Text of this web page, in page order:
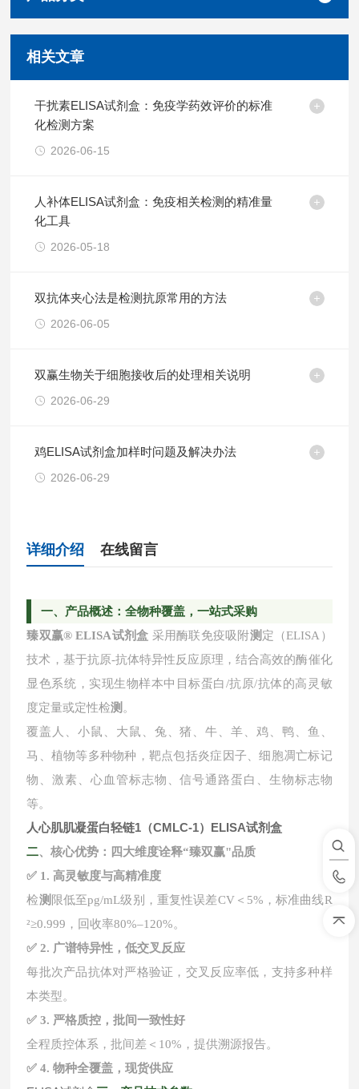
相关文章
干扰素ELISA试剂盒：免疫学药效评价的标准
化检测方案
2026-06-15
人补体ELISA试剂盒：免疫相关检测的精准量
化工具
2026-05-18
双抗体夹心法是检测抗原常用的方法
2026-06-05
双赢生物关于细胞接收后的处理相关说明
2026-06-29
鸡ELISA试剂盒加样时问题及解决办法
2026-06-29
详细介绍 在线留言
一、产品概述：全物种覆盖，一站式采购
臻双赢® ELISA试剂盒 采用酶联免疫吸附测 定（ELISA）
技术，基于抗原-抗体特异性反应原理，结合高效的酶催化
显色系统，实现生物样本中目标蛋白/抗原/抗体的高灵敏
度定量或定性检测 。
覆盖人、小鼠、大鼠、兔、猪、牛、羊、鸡、鸭、鱼、
马、植物等多种物种，靶点包括炎症因子、细胞凋亡标记
物、激素、心血管标志物、信号通路蛋白、生物标志物
等。
人心肌肌凝蛋白轻链1（CMLC-1）ELISA试剂盒
二、核心优势：四大维度诠释“臻双赢"品质
✅ 1. 高灵敏度与高精准度
检测 限低至pg/mL级别，重复性误差CV＜5%，标准曲线R
²≥0.999，回收率80%–120%。
✅ 2. 广谱特异性，低交叉反应
每批次产品抗体对严格验证，交叉反应率低，支持多种样
本类型。
✅ 3. 严格质控，批间一致性好
全程质控体系，批间差＜ 10%，提供溯源报告。
✅ 4. 物种全覆盖，现货供应